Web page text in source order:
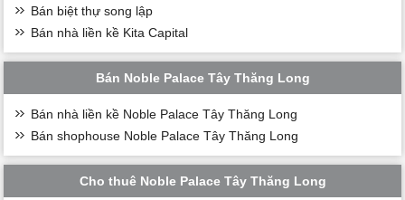
Bán biệt thự song lập
Bán nhà liền kề Kita Capital
Bán Noble Palace Tây Thăng Long
Bán nhà liền kề Noble Palace Tây Thăng Long
Bán shophouse Noble Palace Tây Thăng Long
Cho thuê Noble Palace Tây Thăng Long